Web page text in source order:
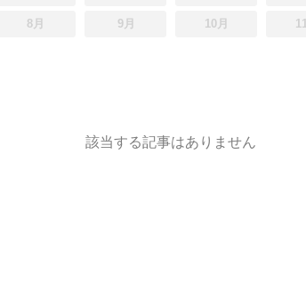
8月 9月 10月
該当する記事はありません